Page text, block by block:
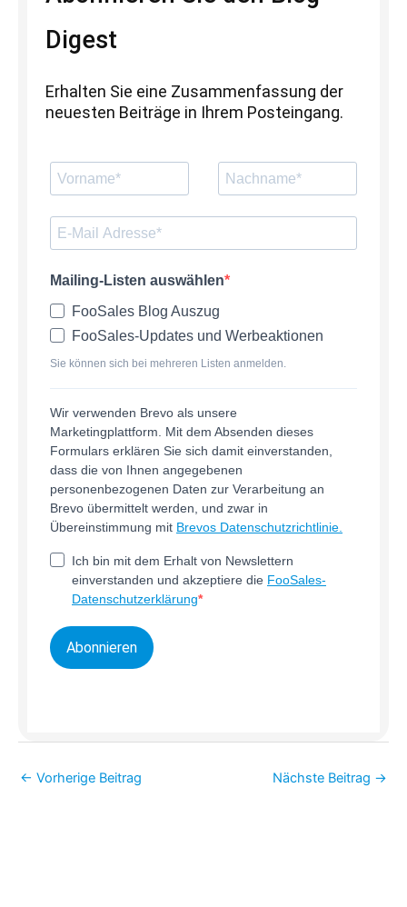
Digest
Erhalten Sie eine Zusammenfassung der
neuesten Beiträge in Ihrem Posteingang.
Mailing-Listen auswählen
FooSales Blog Auszug
FooSales-Updates und Werbeaktionen
Sie können sich bei mehreren Listen anmelden.
Wir verwenden Brevo als unsere
Marketingplattform. Mit dem Absenden dieses
Formulars erklären Sie sich damit einverstanden,
dass die von Ihnen angegebenen
personenbezogenen Daten zur Verarbeitung an
Brevo übermittelt werden, und zwar in
Übereinstimmung mit Brevos Datenschutzrichtlinie.
Ich bin mit dem Erhalt von Newslettern
einverstanden und akzeptiere die FooSales-
Datenschutzerklärung
Abonnieren
← Vorherige Beitrag Nächste Beitrag →